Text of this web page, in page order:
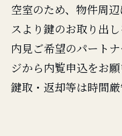
空室のため、物件周
スより鍵のお取り出
内見ご希望のパート
ジから内覧申込をお願
鍵取・返却等は時間厳